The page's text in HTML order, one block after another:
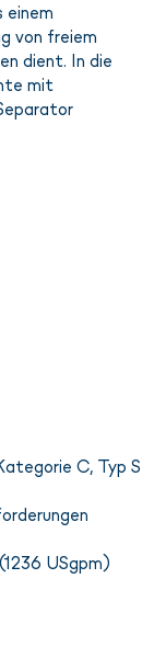
einem
von freiem
dient. In die
mit
C, Typ S
USgpm)